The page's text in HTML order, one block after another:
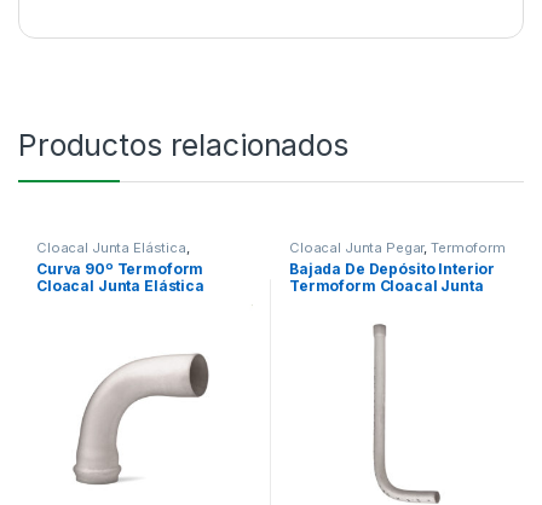
Productos relacionados
Cloacal Junta Elástica
Termoform
Curva 90º Termoform
Cloacal Junta Elástica
Cloacal Junta Pegar,Termoform
Bajada De Depósito Interior
Termoform Cloacal Junta